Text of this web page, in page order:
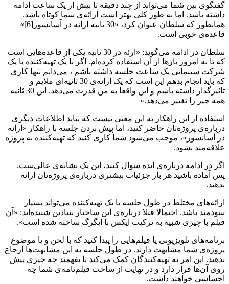
گفتگوی بین شما می‌تواند از چند دقیقه تا بیش از یک ساعت ادامه
داشته باشد. اما به طور کلی بهتر است ارائه‌ی شما کوتاه باشد.
همانطور که سلطان عنوان کرد، «30 ثانیه ارائه در آسانسور[6]»
قاعده‌ی خوبی است.
سلطان در ادامه می‌گوید: «ارئه در 30 ثانیه یکی از قاعده‌هایی است
که تا به امروز بارها از آن استفاده کرده‌ام. اگر با یک تهیه‌کننده یا یک
شرکت سینمایی یک ساعت جلسه داشته باشم ، می‌دانم تنها کاری
که باید انجام بدهم این است که یک ارائه‌ی 30 ثانیه‌ای ملایم و
تاثیرگذار داشته باشم و این واقعا به من قدرت می‌دهد. این 30 ثانیه
همه چیز را تغییر می‌دهد.»
استفاده از این راهکار به این معنی نیست که نباید اطلاعات دیگری
درباره‌ی پروژه‌تان حاضر کنید، اما پیش بردن جلسه با راهکار «ارائه
در آسانسور»، موجب می‌شود شما کاری کنید که تهیه‌کننده به پروژه
علاقه‌مند بشود.
اگر در ادامه درباره‌ی ایده سوال کنند، این یک نشانه‌ی عالی‌ست.
پس آماده باشید هر بار جزئیات بیشتری درباره‌ی پروژه‌تان ارائه
بدهید.
ارائه‌های مختلط در طول جلسه با یک تهیه‌کننده می‌تواند بسیار
سودمند باشد. احتمالا قبلا درباره‌ی این ساختار بنیادین شنیده‌اید: «آن
فیلم با چیزی شبیه به ترکیب ایکس با ایگرگ ساخته شده است».
برنامه‌های تلویزیونی یا فیلم‌هایی را پیدا کنید که با لحن و یا موضوع
پروژه‌ی شما مشابهت دارند. در طول جلسه به این مشابهت‌ها ارجاع
بدهید. این امر به تهیه‌کنندگان کمک می‌کند تا بفهمند چه چیزی پیش
روی آن‌ها قرار دارد و در نهایت از ساخت فیلم‌نامه‌ی شما چه
احساسی خواهند داشت.